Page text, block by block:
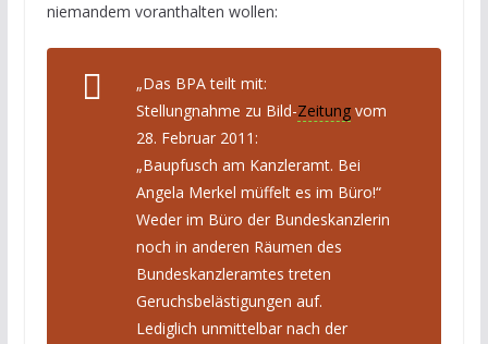
niemandem voranthalten wollen:
„Das BPA teilt mit:
Stellungnahme zu Bild-Zeitungvom
28. Februar 2011:
„Baupfusch am Kanzleramt. Bei
Angela Merkel müffelt es im Büro!“
Weder im Büro der Bundeskanzlerin
noch in anderen Räumen des
Bundeskanzleramtes treten
Geruchsbelästigungen auf.
Lediglich unmittelbar nach der